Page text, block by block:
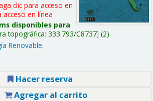
clic para acceso en
acceso en línea
disponibles para
topográfica: 333.793/C8737 (2).
Renovable.
Hacer reserva
Agregar al carrito